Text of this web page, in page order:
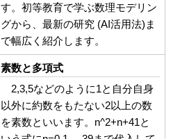
す。初等教育で学ぶ数理モデリン
グから、最新の研究 (AI活用法)ま
で幅広く紹介します。
素数と多項式
2,3,5などのように1と自分自身
以外に約数をもたない2以上の数
を素数といいます。n^2+n+41と